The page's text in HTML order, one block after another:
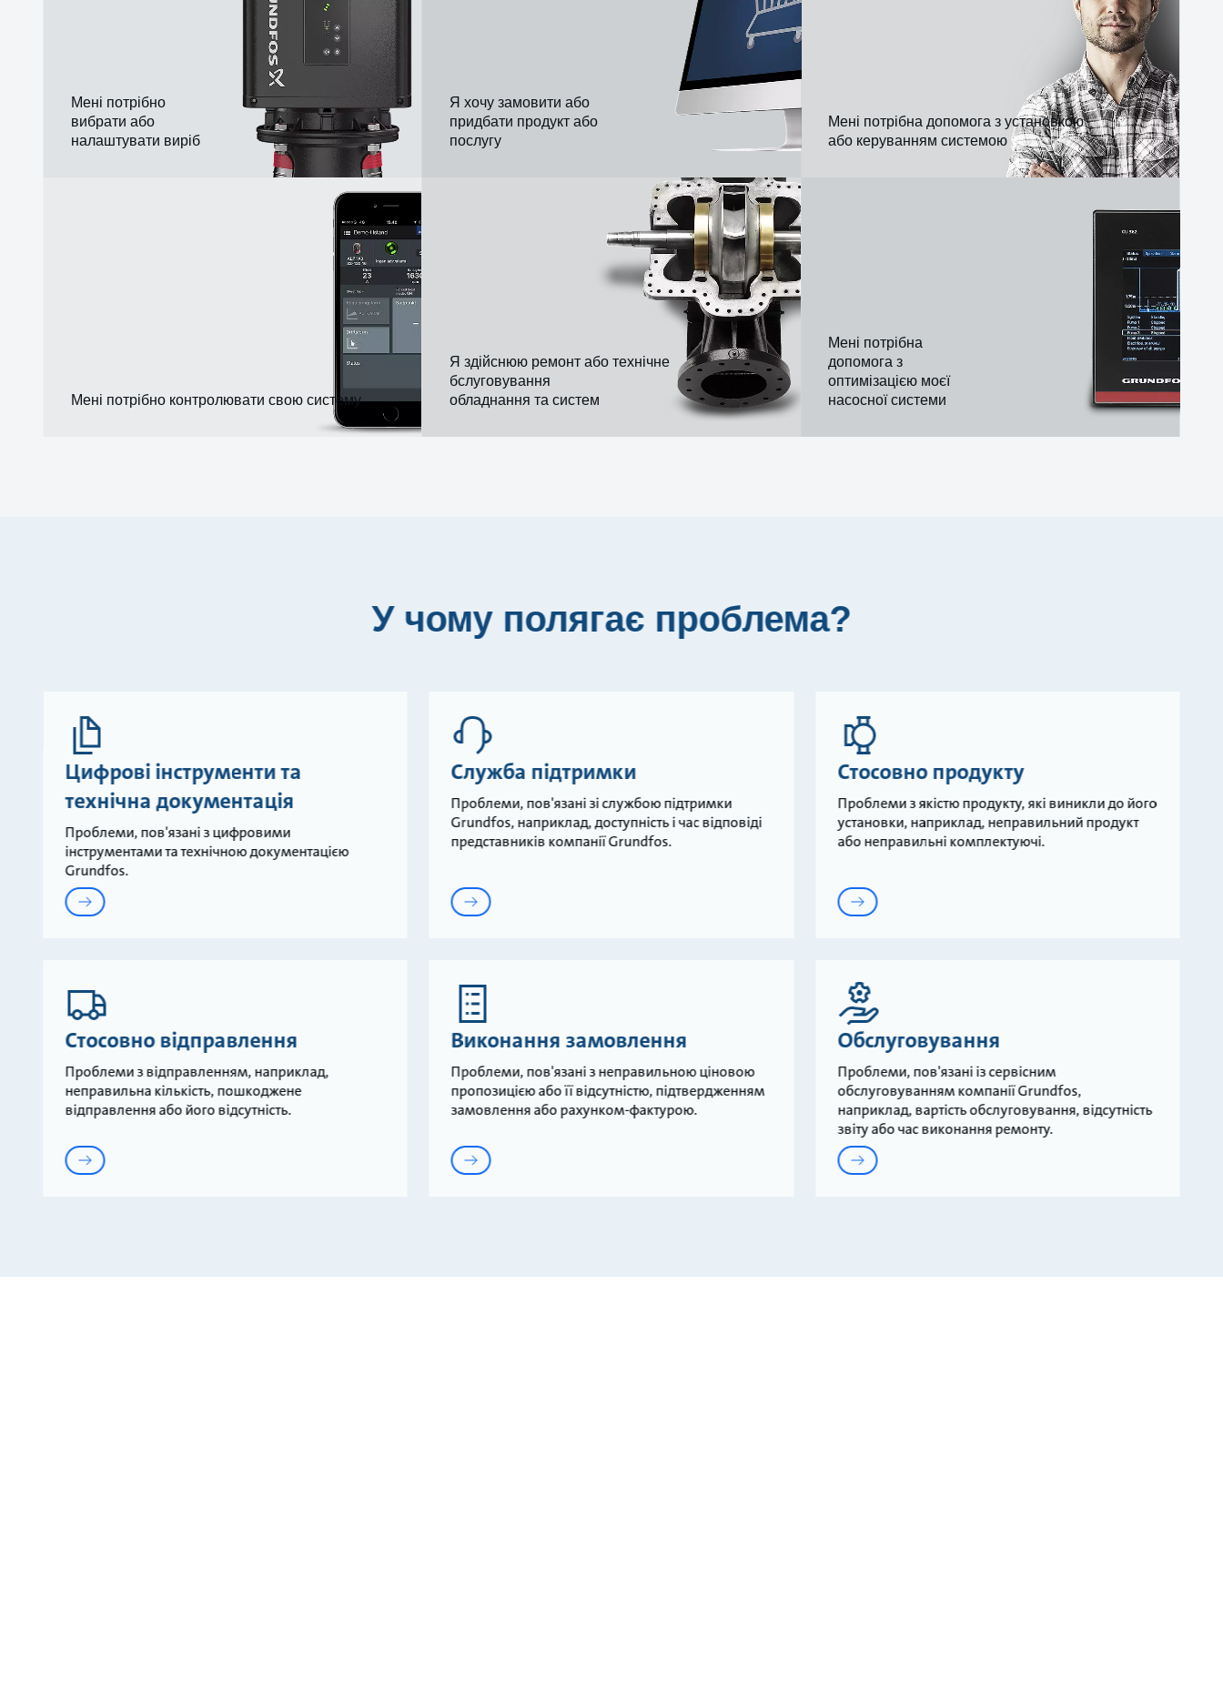
Мені потрібно
вибрати або
налаштувати виріб
Мені потрібно контролювати свою систему
Я хочу замовити або
придбати продукт або
послугу
Я здійснюю ремонт або технічне
бслуговування
обладнання та систем
Мені потрібна допомога з установкою
або керуванням системою
Мені потрібна
допомога з
оптимізацією моєї
насосної системи
У чому полягає проблема?
Цифрові інструменти та
технічна документація
Проблеми, пов'язані з цифровими
інструментами та технічною документацією
Grundfos.
Служба підтримки
Проблеми, пов'язані зі службою підтримки
Grundfos, наприклад, доступність і час відповіді
представників компанії Grundfos.
Стосовно продукту
Проблеми з якістю продукту, які виникли до його
установки, наприклад, неправильний продукт
або неправильні комплектуючі.
Стосовно відправлення
Проблеми з відправленням, наприклад,
неправильна кількість, пошкоджене
відправлення або його відсутність.
Виконання замовлення
Проблеми, пов'язані з неправильною ціновою
пропозицією або її відсутністю, підтвердженням
замовлення або рахунком-фактурою.
Обслуговування
Проблеми, пов'язані із сервісним
обслуговуванням компанії Grundfos,
наприклад, вартість обслуговування, відсутність
звіту або час виконання ремонту.